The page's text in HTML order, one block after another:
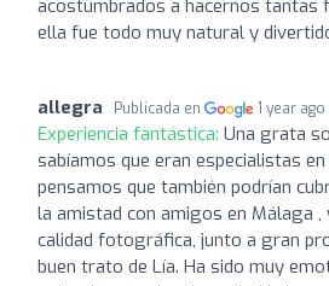
acostumbrados a hacernos tantas
ella fue todo muy natural y
allegra Publicada en 1 year ago
Experiencia fantástica: Una grata
sabíamos que eran especialistas
pensamos que también podrían
la amistad con amigos en Málaga
calidad fotográfica, junto a gran
buen trato de Lía. Ha sido muy